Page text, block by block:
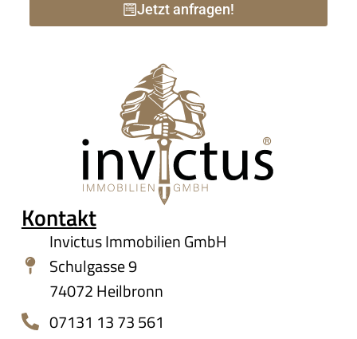
Jetzt anfragen!
Kontakt
Invictus Immobilien GmbH
Schulgasse 9
74072 Heilbronn
07131 13 73 561